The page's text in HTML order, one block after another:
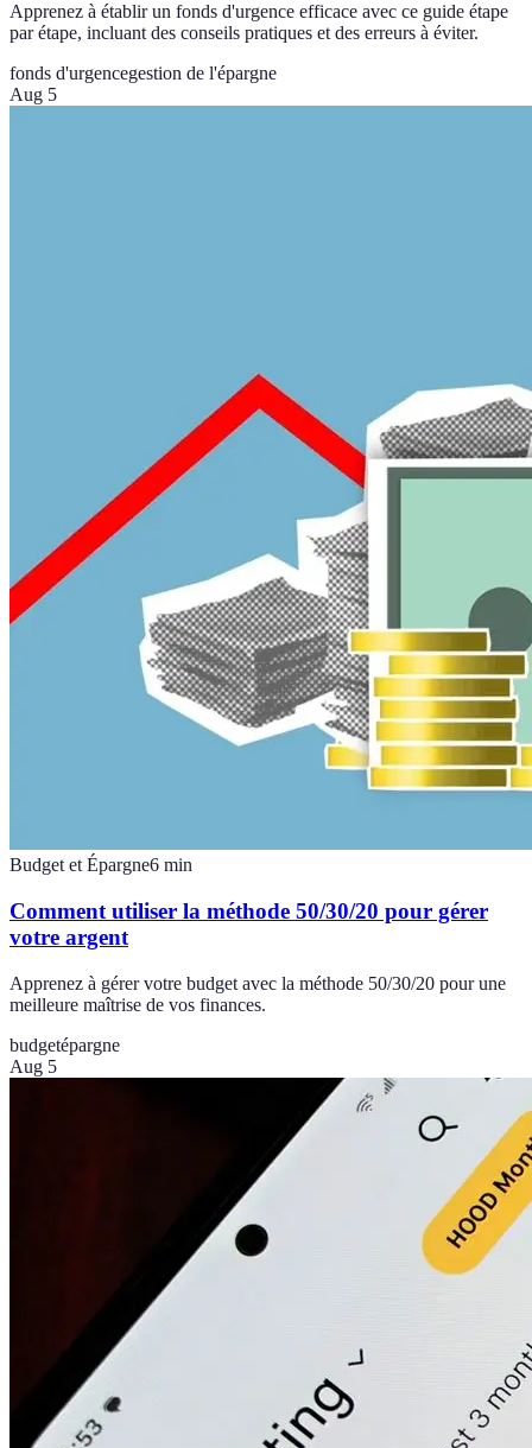
Apprenez à établir un fonds d'urgence efficace avec ce guide étape
par étape, incluant des conseils pratiques et des erreurs à éviter.
fonds d'urgencegestion de l'épargne
Aug 5
Budget et Épargne6 min
Comment utiliser la méthode 50/30/20 pour gérer
votre argent
Apprenez à gérer votre budget avec la méthode 50/30/20 pour une
meilleure maîtrise de vos finances.
budgetépargne
Aug 5